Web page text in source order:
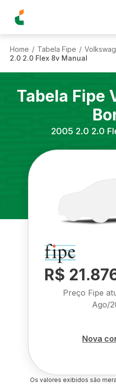
Home / Tabela Fipe /
2.0 2.0 Flex 8v Manual
Tabela Fipe
2005 2.0 2.0
R$
Preço Fipe
Ago/
Nova
Os valores exibidos são